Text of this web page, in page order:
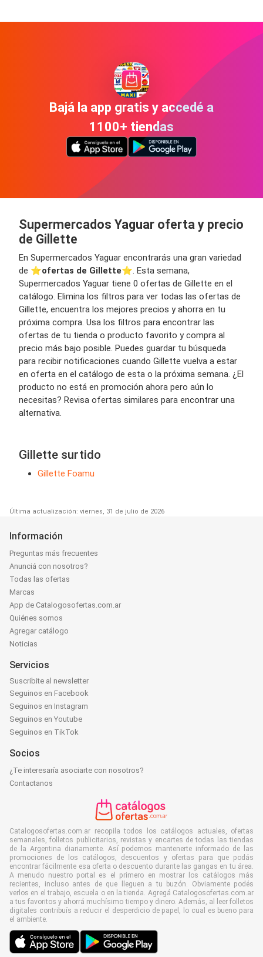
Bajá la app gratis y accedé a
1100+ tiendas
Supermercados Yaguar oferta y precio
de Gillette
En Supermercados Yaguar encontrarás una gran variedad
de ⭐️ofertas de Gillette⭐️. Esta semana,
Supermercados Yaguar tiene 0 ofertas de Gillette en el
catálogo. Elimina los filtros para ver todas las ofertas de
Gillette, encuentra los mejores precios y ahorra en tu
próxima compra. Usa los filtros para encontrar las
ofertas de tu tienda o producto favorito y compra al
precio más bajo posible. Puedes guardar tu búsqueda
para recibir notificaciones cuando Gillette vuelva a estar
en oferta en el catálogo de esta o la próxima semana. ¿El
producto no está en promoción ahora pero aún lo
necesitas? Revisa ofertas similares para encontrar una
alternativa.
Gillette surtido
Gillette Foamu
Última actualización: viernes, 31 de julio de 2026
Información
Preguntas más frecuentes
Anunciá con nosotros?
Todas las ofertas
Marcas
App de Catalogosofertas.com.ar
Quiénes somos
Agregar catálogo
Noticias
Servicios
Suscribite al newsletter
Seguinos en Facebook
Seguinos en Instagram
Seguinos en Youtube
Seguinos en TikTok
Socios
¿Te interesaría asociarte con nosotros?
Contactanos
Catalogosofertas.com.ar recopila todos los catálogos actuales, ofertas
semanales, folletos publicitarios, revistas y encartes de todas las tiendas
de la Argentina diariamente. Así podemos mantenerte informado de las
promociones de los catálogos, descuentos y ofertas para que podás
encontrar fácilmente esa oferta o descuento durante las gangas en tu área.
A menudo nuestro portal es el primero en mostrar los catálogos más
recientes, incluso antes de que lleguen a tu buzón. Obviamente podés
verlos en el trabajo, escuela o en la tienda. Agregá Catalogosofertas.com.ar
a tus favoritos y ahorrá muchísimo tiempo y dinero. Además, al leer folletos
digitales contribuís a reducir el desperdicio de papel, lo cual es bueno para
el ambiente.